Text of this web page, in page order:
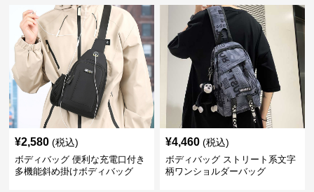
¥2,580 (税込)
ボディバッグ 便利な充電口付き
多機能斜め掛けボディバッグ
¥4,460 (税込)
ボディバッグ ストリート系文字
柄ワンショルダーバッグ